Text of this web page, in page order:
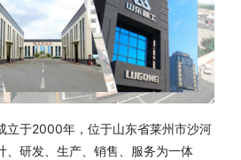
立于2000年，位于山东省莱州市沙河
、研发、生产、销售、服务为一体